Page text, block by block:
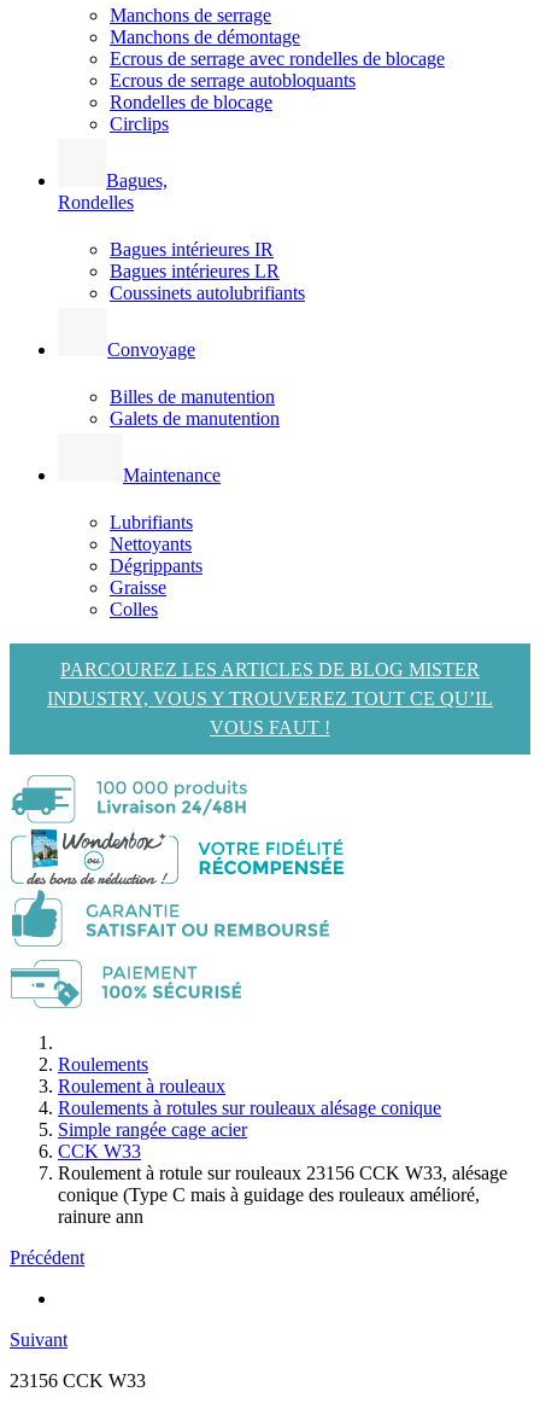
Manchons de serrage
Manchons de démontage
Ecrous de serrage avec rondelles de blocage
Ecrous de serrage autobloquants
Rondelles de blocage
Circlips
Bagues,
Rondelles
Bagues intérieures IR
Bagues intérieures LR
Coussinets autolubrifiants
Convoyage
Billes de manutention
Galets de manutention
Maintenance
Lubrifiants
Nettoyants
Dégrippants
Graisse
Colles
PARCOUREZ LES ARTICLES DE BLOG MISTER
INDUSTRY, VOUS Y TROUVEREZ TOUT CE QU’IL
VOUS FAUT !
Roulements
Roulement à rouleaux
Roulements à rotules sur rouleaux alésage conique
Simple rangée cage acier
CCK W33
Roulement à rotule sur rouleaux 23156 CCK W33, alésage
conique (Type C mais à guidage des rouleaux amélioré,
rainure ann
Précédent
Suivant
23156 CCK W33